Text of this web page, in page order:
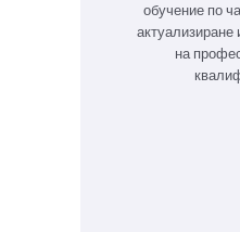
обучение по
на